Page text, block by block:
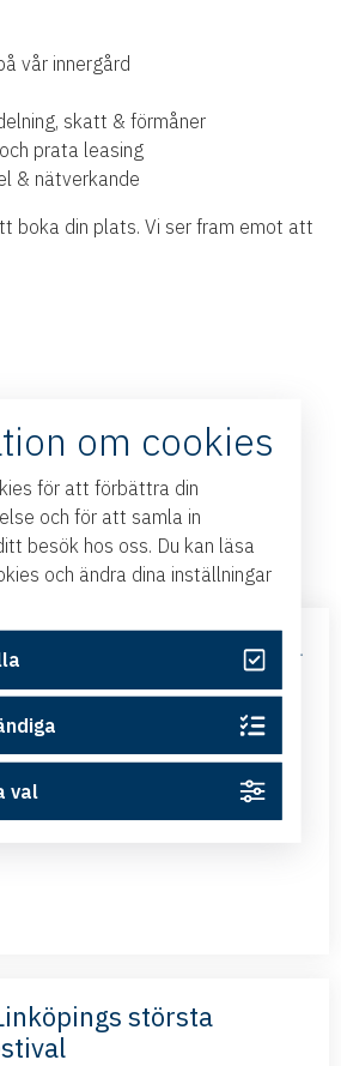
vår innergård
skatt & förmåner
prata leasing
& nätverkande
boka din plats. Vi ser fram emot att
nyheter
från våra medlemmar
nyheter
med Mercosur – nya
– med Business
i Brasilien och Argentina
i Brasilien kommer till
det nya frihandelsavtalet...
största
om cookies
för att förbättra din
och för att samla in
besök hos oss. Du kan läsa
och ändra dina inställningar
val